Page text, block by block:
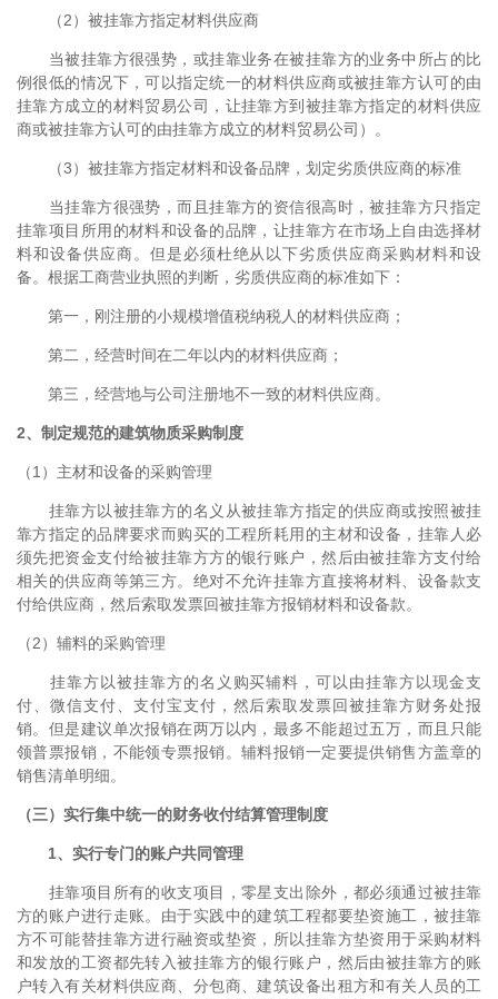
（2）被挂靠方指定材料供应商
当被挂靠方很强势，或挂靠业务在被挂靠方的业务中所占的比
例很低的情况下，可以指定统一的材料供应商或被挂靠方认可的由
挂靠方成立的材料贸易公司，让挂靠方到被挂靠方指定的材料供应
商或被挂靠方认可的由挂靠方成立的材料贸易公司）。
（3）被挂靠方指定材料和设备品牌，划定劣质供应商的标准
当挂靠方很强势，而且挂靠方的资信很高时，被挂靠方只指定
挂靠项目所用的材料和设备的品牌，让挂靠方在市场上自由选择材
料和设备供应商。但是必须杜绝从以下劣质供应商采购材料和设
备。根据工商营业执照的判断，劣质供应商的标准如下：
第一，刚注册的小规模增值税纳税人的材料供应商；
第二，经营时间在二年以内的材料供应商；
第三，经营地与公司注册地不一致的材料供应商。
2、制定规范的建筑物质采购制度
（1）主材和设备的采购管理
挂靠方以被挂靠方的名义从被挂靠方指定的供应商或按照被挂
靠方指定的品牌要求而购买的工程所耗用的主材和设备，挂靠人必
须先把资金支付给被挂靠方方的银行账户，然后由被挂靠方支付给
相关的供应商等第三方。绝对不允许挂靠方直接将材料、设备款支
付给供应商，然后索取发票回被挂靠方报销材料和设备款。
（2）辅料的采购管理
挂靠方以被挂靠方的名义购买辅料，可以由挂靠方以现金支
付、微信支付、支付宝支付，然后索取发票回被挂靠方财务处报
销。但是建议单次报销在两万以内，最多不能超过五万，而且只能
领普票报销，不能领专票报销。辅料报销一定要提供销售方盖章的
销售清单明细。
（三）实行集中统一的财务收付结算管理制度
1、实行专门的账户共同管理
挂靠项目所有的收支项目，零星支出除外，都必须通过被挂靠
方的账户进行走账。由于实践中的建筑工程都要垫资施工，被挂靠
方不可能替挂靠方进行融资或垫资，所以挂靠方垫资用于采购材料
和发放的工资都先转入被挂靠方的银行账户，然后由被挂靠方的账
户转入有关材料供应商、分包商、建筑设备出租方和有关人员的工